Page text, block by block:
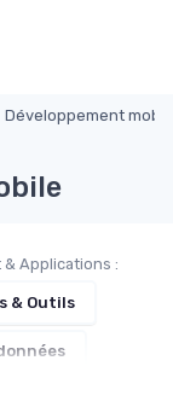
Développement
Applications :
& Outils